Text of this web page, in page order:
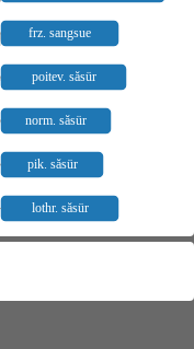
frz. sangsue
poitev. săsür
norm. săsür
pik. săsür
lothr. săsür